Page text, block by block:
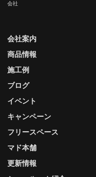
会社
更新情報
会社案内
商品情報
施工例
ブログ
イベント
キャンペーン
フリースペース
マド本舗